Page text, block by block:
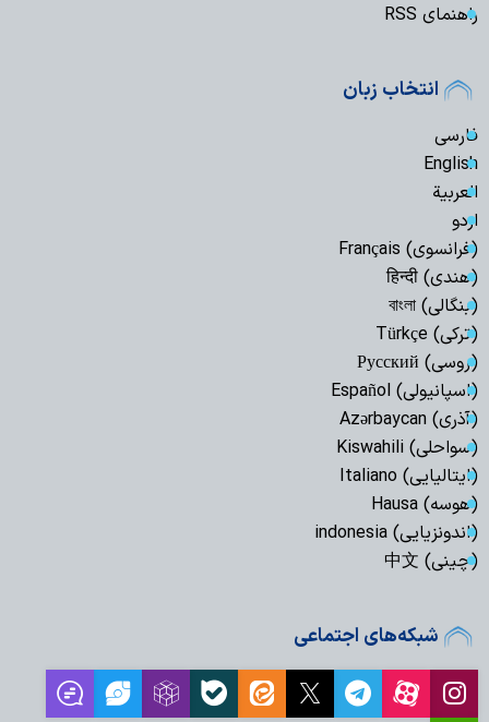
راهنمای RSS
انتخاب زبان
فارسی
English
العربیة
اردو
(فرانسوی) Français
(هندی) हिन्दी
(بنگالی) বাংলা
(ترکی) Türkçe
(روسی) Русский
(اسپانیولی) Español
(آذری) Azərbaycan
(سواحلی) Kiswahili
(ایتالیایی) Italiano
(هوسه) Hausa
(اندونزیایی) indonesia
(چینی) 中文
شبکه‌های اجتماعی